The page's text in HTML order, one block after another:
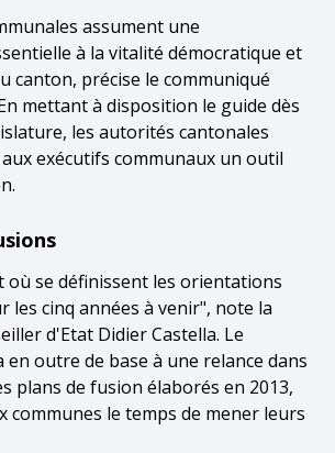
assument une
à la vitalité démocratique et
canton, précise le communiqué
mettant à disposition le guide dès
les autorités cantonales
exécutifs communaux un outil
où se définissent les orientations
les cinq années à venir", note la
d'Etat Didier Castella. Le
outre de base à une relance dans
plans de fusion élaborés en 2013,
communes le temps de mener leurs